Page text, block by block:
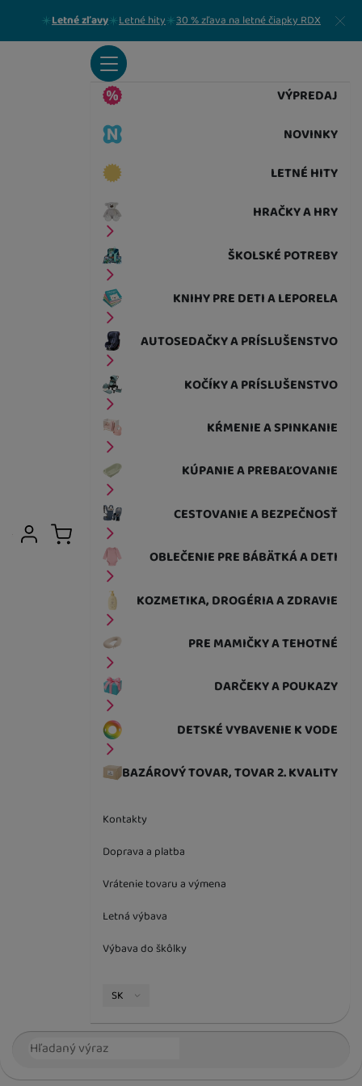
Letné zľavy Letné hity 30 % zľava na letné čiapky RDX Zavrieť
VÝPREDAJ
NOVINKY
LETNÉ HITY
HRAČKY A HRY
ŠKOLSKÉ POTREBY
KNIHY PRE DETI A LEPORELA
AUTOSEDAČKY A PRÍSLUŠENSTVO
KOČÍKY A PRÍSLUŠENSTVO
KŔMENIE A SPINKANIE
KÚPANIE A PREBAĽOVANIE
CESTOVANIE A BEZPEČNOSŤ
OBLEČENIE PRE BÁBÄTKÁ A DETI
KOZMETIKA, DROGÉRIA A ZDRAVIE
PRE MAMIČKY A TEHOTNÉ
DARČEKY A POUKAZY
DETSKÉ VYBAVENIE K VODE
BAZÁROVÝ TOVAR, TOVAR 2. KVALITY
Kontakty
Doprava a platba
Vrátenie tovaru a výmena
Letná výbava
Výbava do škôlky
Jazyková verzia
SK
Vyhľadávanie
Užívateľská sekcia
Prihlásiť sa
Košík